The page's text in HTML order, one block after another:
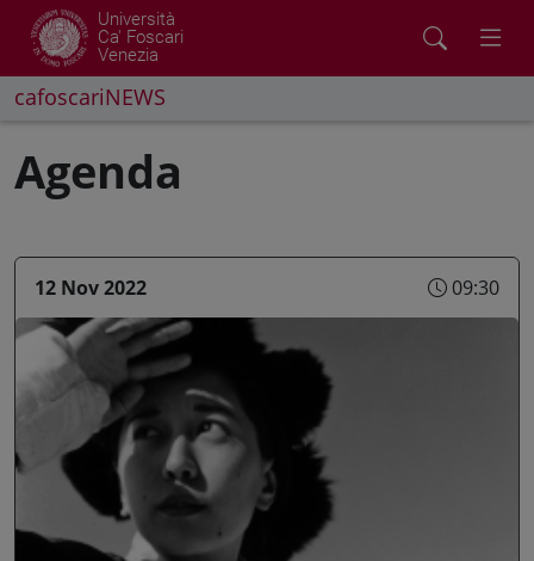
Università
Ca' Foscari
Venezia
cafoscariNEWS
Agenda
12 Nov 2022 09:30